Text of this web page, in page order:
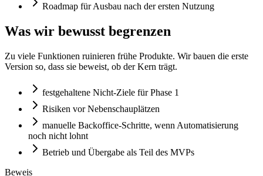
Roadmap für Ausbau nach der ersten Nutzung
Was wir bewusst begrenzen
Zu viele Funktionen ruinieren frühe Produkte. Wir bauen die erste
Version so, dass sie beweist, ob der Kern trägt.
festgehaltene Nicht-Ziele für Phase 1
Risiken vor Nebenschauplätzen
manuelle Backoffice-Schritte, wenn Automatisierung
noch nicht lohnt
Betrieb und Übergabe als Teil des MVPs
Beweis